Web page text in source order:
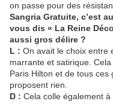
on passe pour des
Sangria Gratuite, c’est
vous dis « La Reine
aussi gros délire ?
L : On avait le choix entre
marrante et satirique.
Paris Hilton et de tous ces
proposent rien.
D : Cela colle également à